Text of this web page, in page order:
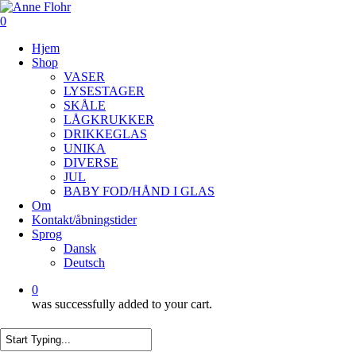
Skip
to
content
0
Hjem
Shop
VASER
LYSESTAGER
SKÅLE
LÅGKRUKKER
DRIKKEGLAS
UNIKA
DIVERSE
JUL
BABY FOD/HÅND I GLAS
Om
Kontakt/åbningstider
Sprog
Dansk
Deutsch
0
was successfully added to your cart.